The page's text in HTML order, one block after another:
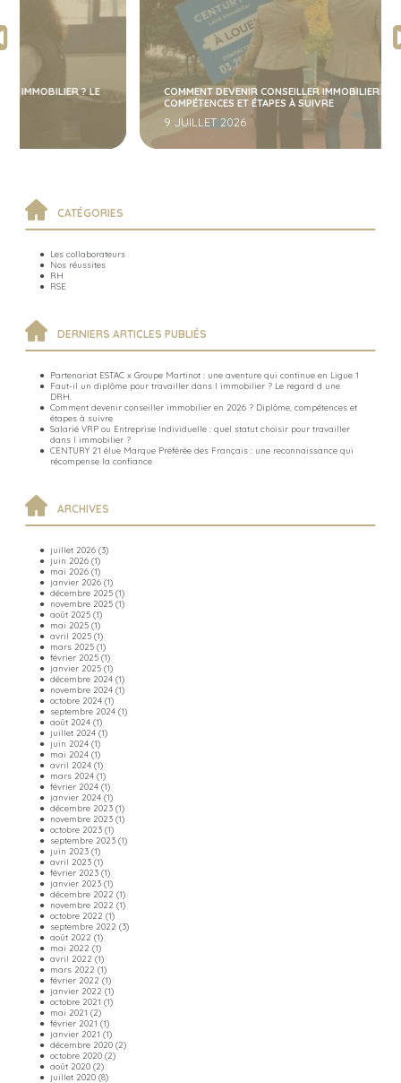
COMMENT DEVENIR CONSEILLER IMMOBILIER EN 2026 ? DIPLÔME,
COMPÉTENCES ET ÉTAPES À SUIVRE
CATÉGORIES
Les collaborateurs
Nos réussites
RH
RSE
DERNIERS ARTICLES PUBLIÉS
Partenariat ESTAC x Groupe Martinot : une aventure qui continue en Ligue 1
Faut-il un diplôme pour travailler dans l immobilier ? Le regard d une
DRH.
Comment devenir conseiller immobilier en 2026 ? Diplôme, compétences et
étapes à suivre
Salarié VRP ou Entreprise Individuelle : quel statut choisir pour travailler
dans l immobilier ?
CENTURY 21 élue Marque Préférée des Français : une reconnaissance qui
récompense la confiance
ARCHIVES
juillet 2026 (3)
juin 2026 (1)
mai 2026 (1)
janvier 2026 (1)
décembre 2025 (1)
novembre 2025 (1)
août 2025 (1)
mai 2025 (1)
avril 2025 (1)
mars 2025 (1)
février 2025 (1)
janvier 2025 (1)
décembre 2024 (1)
novembre 2024 (1)
octobre 2024 (1)
septembre 2024 (1)
août 2024 (1)
juillet 2024 (1)
juin 2024 (1)
mai 2024 (1)
avril 2024 (1)
mars 2024 (1)
février 2024 (1)
janvier 2024 (1)
décembre 2023 (1)
novembre 2023 (1)
octobre 2023 (1)
septembre 2023 (1)
juin 2023 (1)
avril 2023 (1)
février 2023 (1)
janvier 2023 (1)
décembre 2022 (1)
novembre 2022 (1)
octobre 2022 (1)
septembre 2022 (3)
août 2022 (1)
mai 2022 (1)
avril 2022 (1)
mars 2022 (1)
février 2022 (1)
janvier 2022 (1)
octobre 2021 (1)
mai 2021 (2)
février 2021 (1)
janvier 2021 (1)
décembre 2020 (2)
octobre 2020 (2)
août 2020 (2)
juillet 2020 (8)